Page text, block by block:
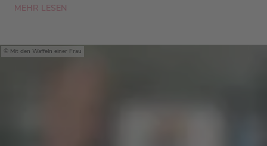
MEHR LESEN
Mit den Waffeln einer Frau